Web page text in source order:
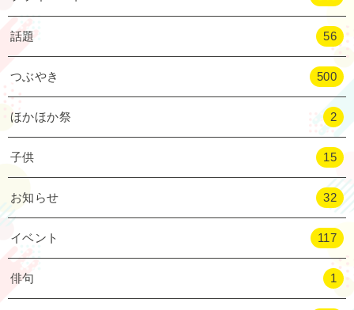
話題 56
つぶやき 500
ほかほか祭 2
子供 15
お知らせ 32
イベント 117
俳句 1